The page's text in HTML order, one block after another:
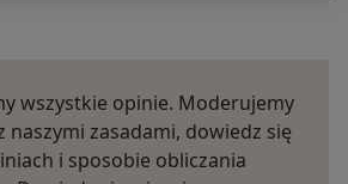
wszystkie opinie. Moderujemy
naszymi zasadami, dowiedz się
i sposobie obliczania